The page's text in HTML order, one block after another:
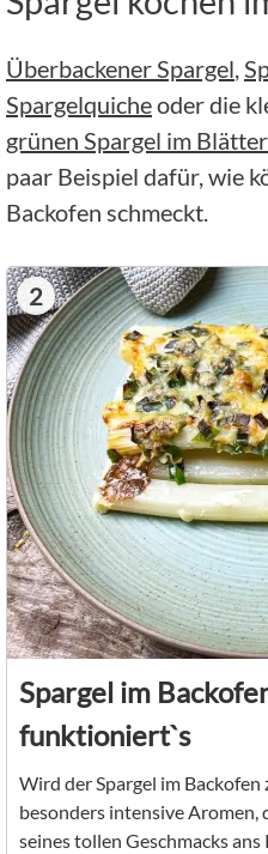
Überbackener Spargel,
Spargelquicheoder die
grünen Spargel im
paar Beispiel dafür, wie
Backofen schmeckt.
2
Spargel im
funktioniert`s
Wird der Spargel im
besonders intensive Aromen,
seines tollen Geschmacks